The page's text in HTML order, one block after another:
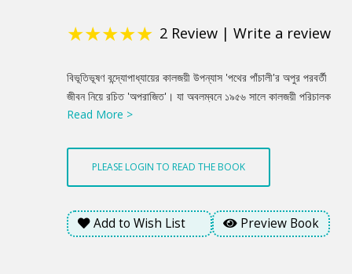
★★★★★ 2 Review | Write a review
Product
Summery
বিভূতিভূষণ বন্দ্যোপাধ্যায়ের কালজয়ী উপন্যাস 'পথের পাঁচালী'র অপুর পরবর্তী
জীবন নিয়ে রচিত 'অপরাজিত'। যা অবলম্বনে ১৯৫৬ সালে কালজয়ী পরিচালক
সত্যজিৎ রায় একই নামে নির্মাণ করেন একটি কালজয়ী চলচ্চিত্র। চিরাচরিত
ভরা জীবনের উপাখ্যান 'অপরাজিত' উপন্যাসকে বাংলা সাহিত্যের অনন্য সম্পদে
পরিণত করেছে।
Read More >
PLEASE LOGIN TO READ THE BOOK
Add to Wish List Preview Book